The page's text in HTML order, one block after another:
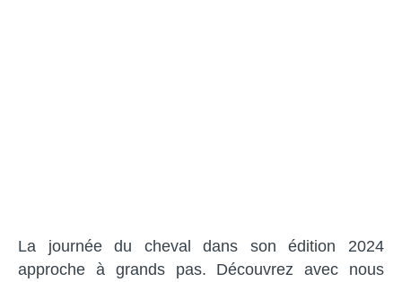
La journée du cheval dans son édition 2024
approche à grands pas. Découvrez avec nous